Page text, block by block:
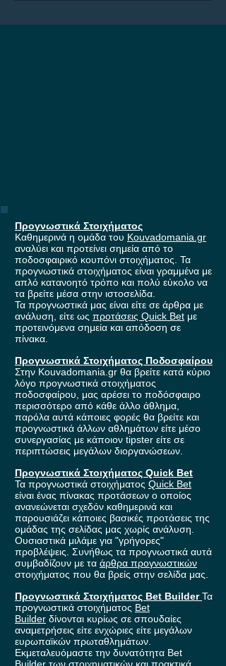
Προγνωστικά Στοιχήματος
Καθημερινά η ομάδα του Kouvadomania.gr
αναλύει και προτείνει σημεία από το
ποδοσφαιρικό κουπόνι στοιχήματος. Τα
προγνωστικά στοιχήματος είναι γραμμένα με
απλό κατανοητό τρόπο και πολύ εύκολο να
τα βρείτε μέσα στην ιστοσελίδα.
Τα προγνωστικά μας είναι είτε σε άρθρα με
ανάλυση, είτε ως προτάσεις Quick Bet με
προτεινόμενα σημεία και απόδοση σε
πίνακα.
Προγνωστικά Στοιχήματος Ποδοσφαίρου
Στην Kouvadomania.gr θα βρείτε κατά κύριο
λόγο προγνωστικά στοιχήματος
ποδοσφαίρου, μας αρέσει το ποδόσφαιρο
περισσότερο από κάθε άλλο άθλημα,
παρόλα αυτά κάποιες φορές θα βρείτε και
προγνωστικά άλλων αθλημάτων είτε μέσο
συνεργασίας με κάποιον tipster είτε σε
περιπτώσεις μεγάλων διοργανώσεων.
Προγνωστικά Στοιχήματος Quick Bet
Τα προγνωστικά στοιχήματος Quick Bet
είναι ένας πίνακας προτάσεων ο οποίος
ανανεώνεται σχεδόν καθημερινά και
παρουσιάζει κάποιες βασικές προτάσεις της
ομάδας της σελίδας μας χωρίς ανάλυση.
Ουσιαστικά μιλάμε για "γρήγορες"
προβλέψεις. Συνήθως τα προγνωστικά αυτά
συμβαδίζουν με τα άρθρα προγνωστικών
στοιχήματος που θα βρείς στην σελίδα μας.
Προγνωστικά Στοιχήματος Bet BuilderΤα
προγνωστικά στοιχήματος Bet
Builder δίνονται κυρίως σε σπουδαίες
αναμετρήσεις είτε ενχώριες είτε μεγάλων
ευρωπαϊκών πρωταθλημάτων.
Εκμεταλευόμαστε την δυνατότητα Bet